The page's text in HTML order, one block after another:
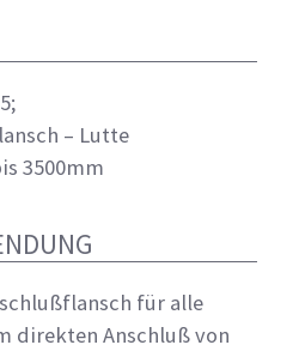
– Lutte
3500mm
für alle
direkten Anschluß von